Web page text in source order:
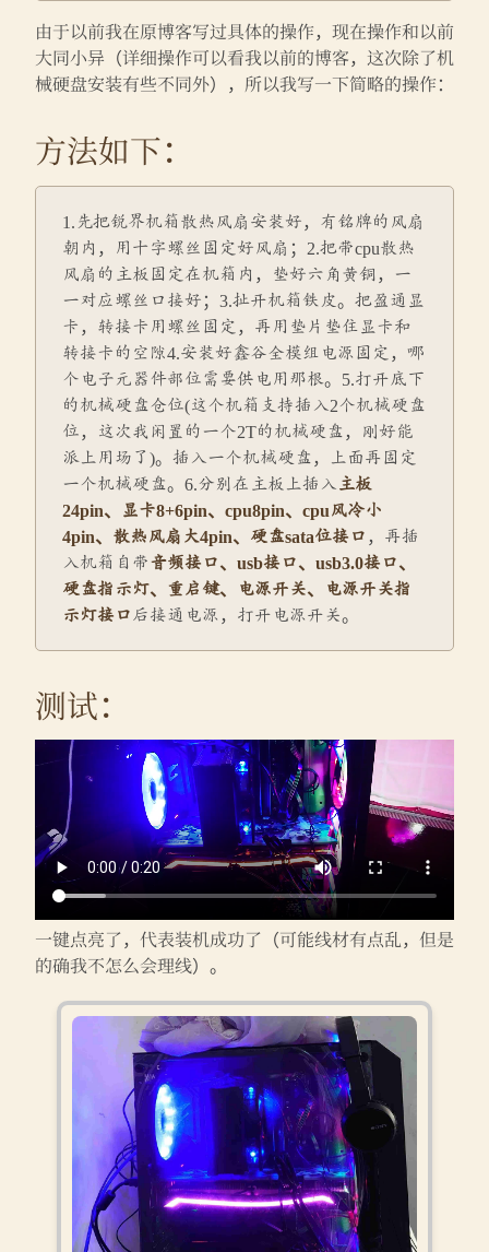
由于以前我在原博客写过具体的操作，现在操作和以前
大同小异（详细操作可以看我以前的博客，这次除了机
械硬盘安装有些不同外），所以我写一下简略的操作：
方法如下：
1.先把锐界机箱散热风扇安装好，有铭牌的风扇
朝内，用十字螺丝固定好风扇；2.把带cpu散热
风扇的主板固定在机箱内，垫好六角黄铜，一
一对应螺丝口接好；3.扯开机箱铁皮。把盈通显
卡，转接卡用螺丝固定，再用垫片垫住显卡和
转接卡的空隙4.安装好鑫谷全模组电源固定，哪
个电子元器件部位需要供电用那根。5.打开底下
的机械硬盘仓位(这个机箱支持插入2个机械硬盘
位，这次我闲置的一个2T的机械硬盘，刚好能
派上用场了)。插入一个机械硬盘，上面再固定
一个机械硬盘。6.分别在主板上插入 主板
24pin、显卡8+6pin、cpu8pin、cpu风冷小
4pin、散热风扇大4pin、硬盘sata位接口 ，再插
入机箱自带音频接口、usb接口、usb3.0接口、
硬盘指示灯、重启键、电源开关、电源开关指
示灯接口 后接通电源，打开电源开关。
测试：
一键点亮了，代表装机成功了（可能线材有点乱，但是
的确我不怎么会理线）。